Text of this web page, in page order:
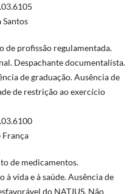
Santos
de profissão regulamentada.
Despachante documentalista.
de graduação. Ausência de
de restrição ao exercício
França
de medicamentos.
vida e à saúde. Ausência de
do NATJUS. Não